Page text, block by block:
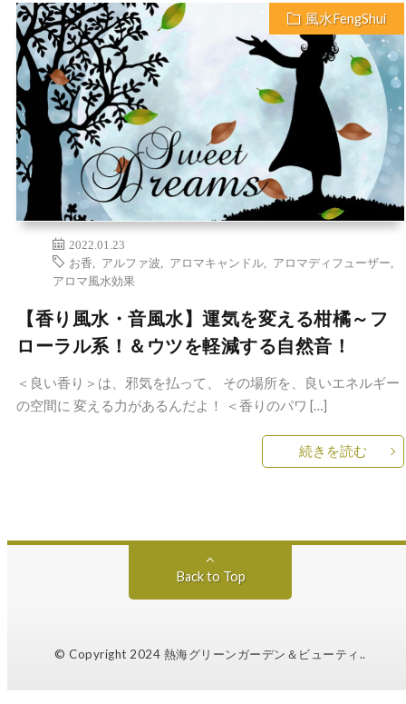
風水FengShui
2022.01.23
お香
アルファ波 アロマキャンドル アロマディフューザー
アロマ風水効果
【香り風水・音風水】運気を変える柑橘～フ
ローラル系！＆ウツを軽減する自然音！
＜良い香り＞は、邪気を払って、 その場所を、良いエネルギー
の空間に 変える力があるんだよ！ ＜香りのパワ […]
続きを読む
Back to Top
© Copyright 2024 熱海グリーンガーデン＆ビューティ..